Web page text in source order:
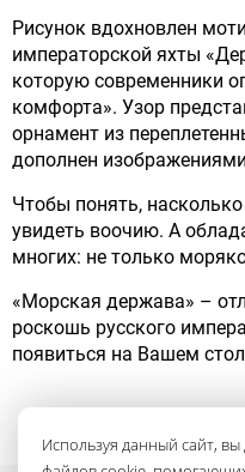
Рисунок вдохновлен
императорской яхты
которую современники
комфорта». Узор
орнамент из
дополнен
Чтобы понять,
увидеть воочию. А
многих: не только
«Морская держава» –
роскошь русского
появиться на Вашем
Используя данный сайт,